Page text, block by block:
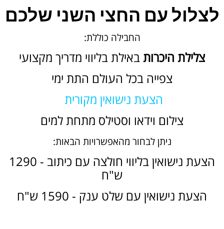
לצלול עם החצי השני שלכם
החבילה כוללת:
צלילת היכרותבאילת בליווי מדריך מקצועי
צפייה בכל העולם התת ימי
הצעת נישואין מקורית
צילום וידאו וסטילס מתחת למים
ניתן לבחור מהאפשרויות הבאות:
הצעת נישואין בליווי חולצה עם כיתוב - 1290
ש"ח
הצעת נישואין עם שלט ענק - 1590 ש"ח